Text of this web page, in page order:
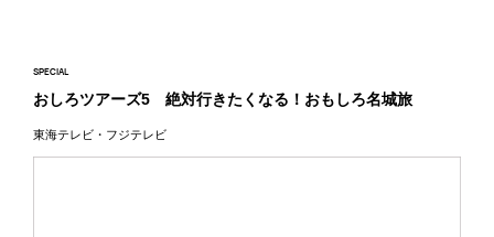
SPECIAL
おしろツアーズ5 絶対行きたくなる！おもしろ名城旅
東海テレビ・フジテレビ